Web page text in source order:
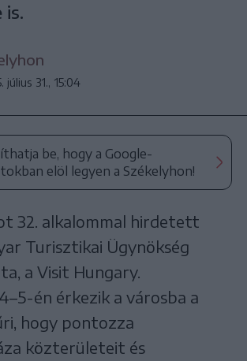
is.
július 31., 15:04
be, hogy a Google-
elöl legyen a Székelyhon!
32. alkalommal hirdetett
Turisztikai Ügynökség
a Visit Hungary.
én érkezik a városba a
hogy pontozza
közterületeit és